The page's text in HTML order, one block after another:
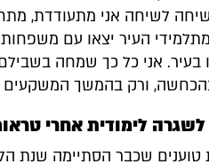
לשיחה אני מתעודדת,
בעיר. אני כל כך שמחה
ורק בהמשך המשקעים
לשגרה לימודית אחרי
שכבר הסתיימה שנת